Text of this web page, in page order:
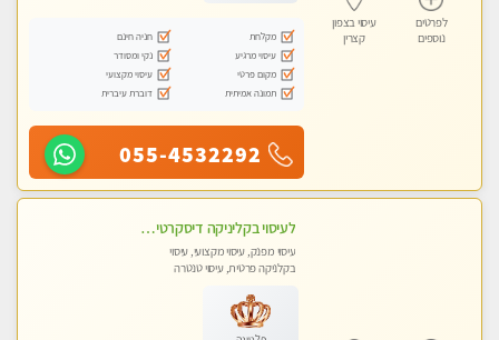
לפרטים
נוספים
עיסוי בצפון
קצרין
מקלחת
חניה חינם
עיסוי מרגיע
נקי ומסודר
מקום פרטי
עיסוי מקצועי
תמונה אמיתית
דוברת עיברית
055-4532292
לעיסוי בקליניקה דיסקרטית -בחיפה
עיסוי מפנק, עיסוי מקצועי, עיסוי
בקלניקה פרטית, עיסוי טנטרה